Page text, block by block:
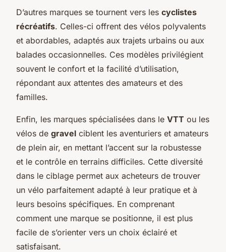
D’autres marques se tournent vers les cyclistes
récréatifs. Celles-ci offrent des vélos polyvalents
et abordables, adaptés aux trajets urbains ou aux
balades occasionnelles. Ces modèles privilégient
souvent le confort et la facilité d’utilisation,
répondant aux attentes des amateurs et des
familles.
Enfin, les marques spécialisées dans le VTT ou les
vélos de gravel ciblent les aventuriers et amateurs
de plein air, en mettant l’accent sur la robustesse
et le contrôle en terrains difficiles. Cette diversité
dans le ciblage permet aux acheteurs de trouver
un vélo parfaitement adapté à leur pratique et à
leurs besoins spécifiques. En comprenant
comment une marque se positionne, il est plus
facile de s’orienter vers un choix éclairé et
satisfaisant.